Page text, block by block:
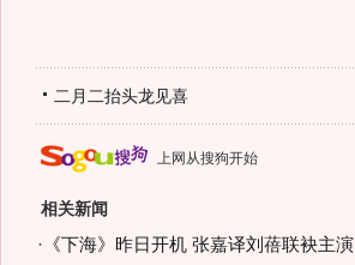
二月二抬头龙见喜
上网从搜狗开始
相关新闻
· 《下海》昨日开机 张嘉译刘蓓联袂主演